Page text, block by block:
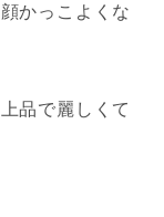
かっこよくな
品で麗しくて